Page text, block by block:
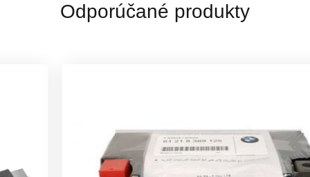
Odporúčané produkty